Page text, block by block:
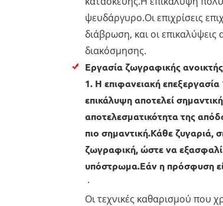
ψευδάργυρο.Οι επιχρίσεις
διάβρωση, και οι
διακόσμησης.
Εργασία ζωγραφικής
1. Η επιφανειακή
επικάλυψη αποτελεί
αποτελεσματικότητα της
πιο σημαντική.Κάθε ζυγαριά,
ζωγραφική, ώστε να
υπόστρωμα.Εάν η πρόσφυση
·
Οι τεχνικές καθαρισμού που